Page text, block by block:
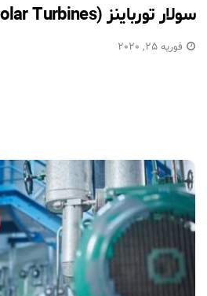
سولار تورباینز (Solar Turbines)
فوریه 25, 2020